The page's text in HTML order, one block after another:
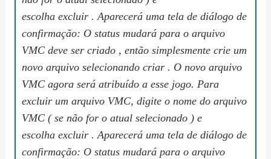
escolha excluir . Aparecerá uma tela de diálogo de
confirmação: O status mudará para o arquivo
VMC deve ser criado , então simplesmente crie um
novo arquivo selecionando criar . O novo arquivo
VMC agora será atribuído a esse jogo. Para
excluir um arquivo VMC, digite o nome do arquivo
VMC ( se não for o atual selecionado ) e
escolha excluir . Aparecerá uma tela de diálogo de
confirmação: O status mudará para o arquivo